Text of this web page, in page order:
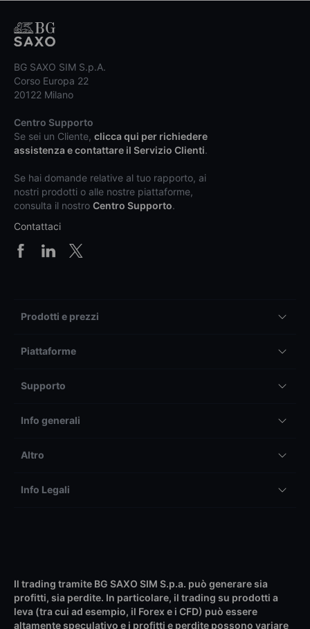
BG SAXO SIM S.p.A.
Corso Europa 22
20122 Milano
Centro Supporto
Se sei un Cliente, clicca qui per richiedere
assistenza e contattare il Servizio Clienti.
Se hai domande relative al tuo rapporto, ai
nostri prodotti o alle nostre piattaforme,
consulta il nostro Centro Supporto.
Contattaci
Prodotti e prezzi
Piattaforme
Supporto
Info generali
Altro
Info Legali
Il trading tramite BG SAXO SIM S.p.a. può generare sia
profitti, sia perdite. In particolare, il trading su prodotti a
leva (tra cui ad esempio, il Forex e i CFD) può essere
altamente speculativo e i profitti e perdite possono variare